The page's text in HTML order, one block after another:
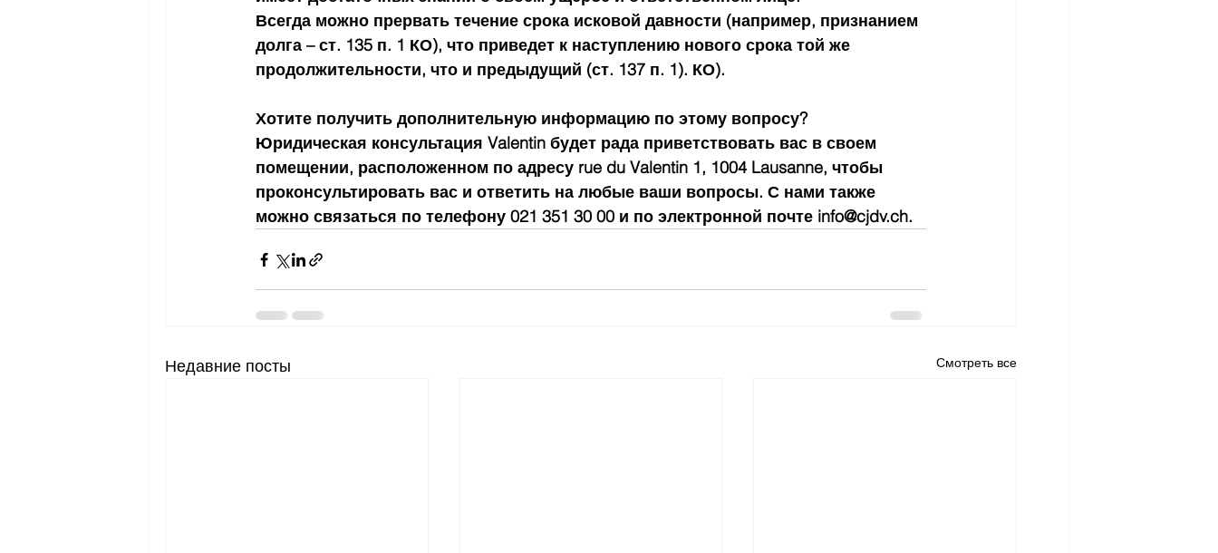
Всегда можно прервать течение срока исковой давности (например, признанием
долга – ст. 135 п. 1 КО), что приведет к наступлению нового срока той же
продолжительности, что и предыдущий (ст. 137 п. 1). КО).
Хотите получить дополнительную информацию по этому вопросу?
Юридическая консультация Valentin будет рада приветствовать вас в своем
помещении, расположенном по адресу rue du Valentin 1, 1004 Lausanne, чтобы
проконсультировать вас и ответить на любые ваши вопросы. С нами также
можно связаться по телефону 021 351 30 00 и по электронной почте info@cjdv.ch.
Недавние посты Смотреть все